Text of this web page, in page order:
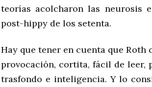
teorías acolcharon las neurosis
post-hippy de los setenta.
Hay que tener en cuenta que
provocación, cortita, fácil de leer,
trasfondo e inteligencia. Y lo